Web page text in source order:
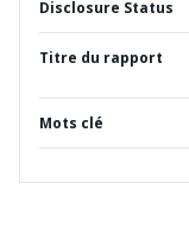
Disclosure Status
Titre du rapport
Mots clé